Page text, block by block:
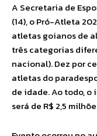
A Secretaria de
(14), o Pró-Atleta
atletas goianos de
três categorias
nacional). Dez por
atletas do
de idade. Ao todo, o
será de R$ 2,5